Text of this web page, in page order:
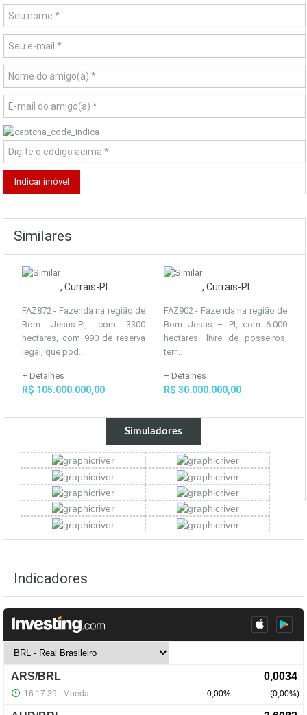
Similares
, Currais-PI
FAZ872 - Fazenda na região de
Bom Jesus-PI, com 3300
hectares, com 990 de reserva
legal, que pod...
+ Detalhes
R$ 105.000.000,00
, Currais-PI
FAZ902 - Fazenda na região de
Bom Jesus – PI, com 6.000
hectares, livre de posseiros,
terr...
+ Detalhes
R$ 30.000.000,00
Simuladores
Indicadores